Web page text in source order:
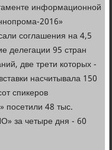
информационной
2016»
соглашения на 4,5
делегации 95 стран
две трети которых -
насчитывала 150
спикеров
посетили 48 тыс.
за четыре дня - 60